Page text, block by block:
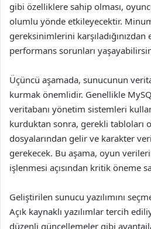
gibi özelliklere sahip olması,
olumlu yönde etkileyecektir.
gereksinimlerini
performans sorunları
Üçüncü aşamada, sunucunun
kurmak önemlidir. Genellikle
veritabanı yönetim sistemleri
kurduktan sonra, gerekli tabloları
dosyalarından gelir ve karakter
gerekecek. Bu aşama, oyun
işlenmesi açısından kritik öneme
Geliştirilen sunucu yazılımını
Açık kaynaklı yazılımlar tercih
düzenli güncellemeler gibi